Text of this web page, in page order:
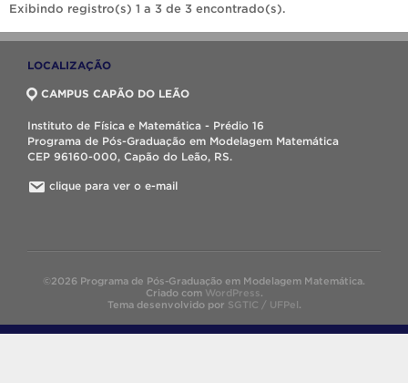
Exibindo registro(s) 1 a 3 de 3 encontrado(s).
LOCALIZAÇÃO
CAMPUS CAPÃO DO LEÃO
Instituto de Física e Matemática - Prédio 16
Programa de Pós-Graduação em Modelagem Matemática
CEP 96160-000, Capão do Leão, RS.
clique para ver o e-mail
©2026 Programa de Pós-Graduação em Modelagem Matemática.
Criado com WordPress.
Tema desenvolvido por SGTIC / UFPel.